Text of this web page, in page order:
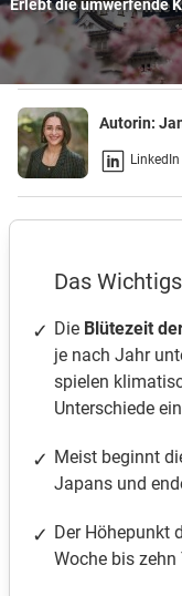
Erlebt die umwerfende
Autorin:
LinkedIn
Das
Die Blütezeit
je nach Jahr
spielen
Unterschiede
Meist beginnt
Japans und
Der Höhepunkt
Woche bis zehn